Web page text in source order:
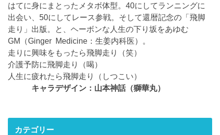
はてに身にまとったメタボ体型。40にしてランニングに
出会い、50にしてレース参戦。そして還暦記念の「飛脚
走り」出版。と、ヘーボンな人生の下り坂をあゆむ
GM（Ginger Medicine：生姜内科医）。
走りに興味をもったら飛脚走り（笑）
介護予防に飛脚走り（喝）
人生に疲れたら飛脚走り（しつこい）
キャラデザイン：山本神話（獅華丸）
カテゴリー